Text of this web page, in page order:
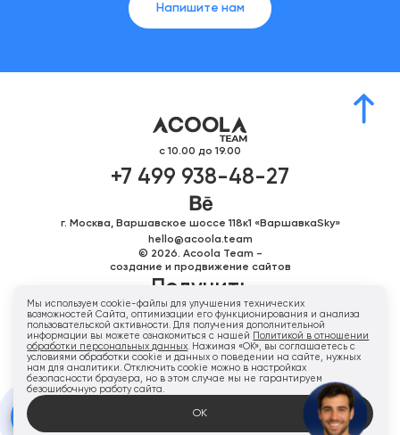
Напишите нам
с 10.00 до 19.00
+7 499 938-48-27
г. Москва, Варшавское шоссе 118к1 «ВаршавкаSky»
hello@acoola.team
© 2026. Acoola Team -
создание и продвижение сайтов
Получить
персональное
предложение
Напишите нам
Мы используем cookie-файлы для улучшения технических
возможностей Сайта, оптимизации его функционирования и анализа
пользовательской активности. Для получения дополнительной
информации вы можете ознакомиться с нашей
Политикой в отношении
обработки персональных данных . Нажимая «ОК», вы соглашаетесь с
условиями обработки cookie и данных о поведении на сайте, нужных
нам для аналитики. Отключить cookie можно в настройках
безопасности браузера, но в этом случае мы не гарантируем
безошибочную работу сайта.
ОК